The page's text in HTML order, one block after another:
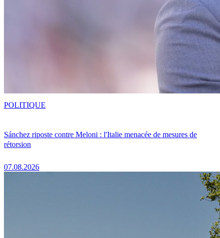
Sánchez riposte contre Meloni : l'Italie menacée de mesures de
rétorsion
07.08.2026
POLITIQUE